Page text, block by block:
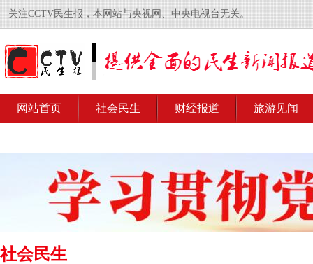
关注CCTV民生报，本网站与央视网、中央电视台无关。
网站首页 社会民生 财经报道 旅游见闻
社会民生